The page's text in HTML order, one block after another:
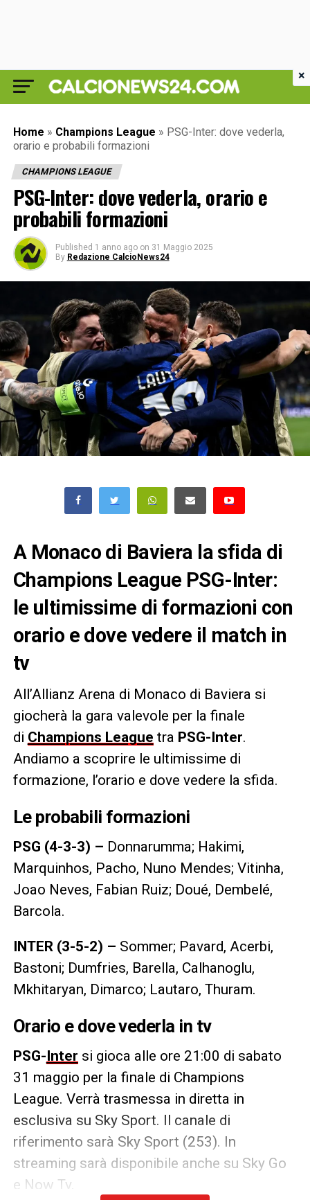
Home » Champions League » PSG-Inter: dove vederla,
orario e probabili formazioni
CHAMPIONS LEAGUE
PSG-Inter: dove vederla, orario e
probabili formazioni
Published 1 anno ago on 31 Maggio 2025
By Redazione CalcioNews24
A Monaco di Baviera la sfida di
Champions League PSG-Inter:
le ultimissime di formazioni con
orario e dove vedere il match in
tv
All’Allianz Arena di Monaco di Baviera si
giocherà la gara valevole per la finale
di Champions League tra PSG-Inter.
Andiamo a scoprire le ultimissime di
formazione, l’orario e dove vedere la sfida.
Le probabili formazioni
PSG (4-3-3) – Donnarumma; Hakimi,
Marquinhos, Pacho, Nuno Mendes; Vitinha,
Joao Neves, Fabian Ruiz; Doué, Dembelé,
Barcola.
INTER (3-5-2) – Sommer; Pavard, Acerbi,
Bastoni; Dumfries, Barella, Calhanoglu,
Mkhitaryan, Dimarco; Lautaro, Thuram.
Orario e dove vederla in tv
PSG-Inter si gioca alle ore 21:00 di sabato
31 maggio per la finale di Champions
League. Verrà trasmessa in diretta in
esclusiva su Sky Sport. Il canale di
riferimento sarà Sky Sport (253). In
streaming sarà disponibile anche su Sky Go
e Now Tv.
×